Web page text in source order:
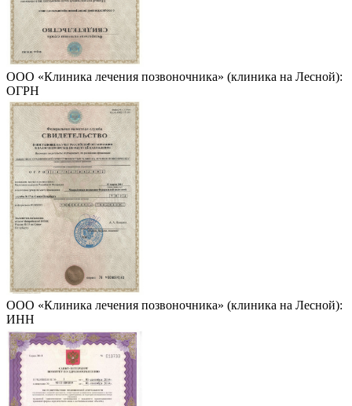
ООО «Клиника лечения позвоночника» (клиника на Лесной):
ОГРН
ООО «Клиника лечения позвоночника» (клиника на Лесной):
ИНН